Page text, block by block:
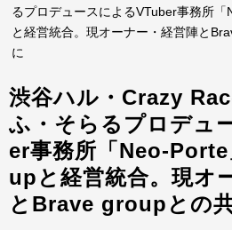
るプロデュースによるVTuber事務所
と経営統合。現オーナー・経営陣と
に
渋谷ハル・Crazy
ふ・そらるプロデュ
er事務所「Neo-
upと経営統合。現オ
とBrave groupとの